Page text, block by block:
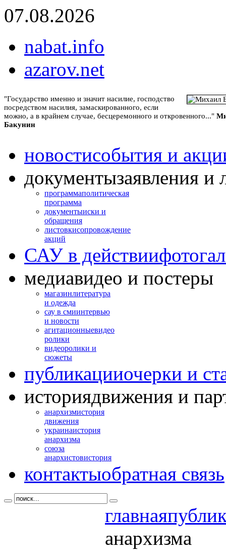
07.08.2026
nabat.info
azarov.net
"Государство именно и значит насилие, господство
посредством насилия, замаскированного, если
можно, а в крайнем случае, бесцеремонного и откровенного..."
Бакунин
новостисобытия и
документызаявления и
программаполитическая
программа
документыиски и
обращения
листовкисопровождение
акций
САУ в действии
медиавидео и постеры
магазинлитература
и одежда
сау в смиинтервью
и новости
агитационныевидео
ролики
видеоролики и
сюжеты
публикацииочерки и
историядвижения и
анархизмистория
движения
украинаистория
анархизма
союза
анархистовистория
контактыобратная связь
главная
анархизма